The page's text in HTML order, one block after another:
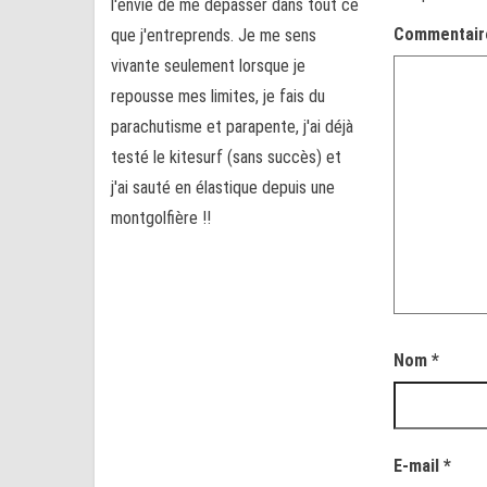
l'envie de me dépasser dans tout ce
que j'entreprends. Je me sens
vivante seulement lorsque je
repousse mes limites, je fais du
parachutisme et parapente, j'ai déjà
testé le kitesurf (sans succès) et
j'ai sauté en élastique depuis une
montgolfière !!
Nom *
E-mail *